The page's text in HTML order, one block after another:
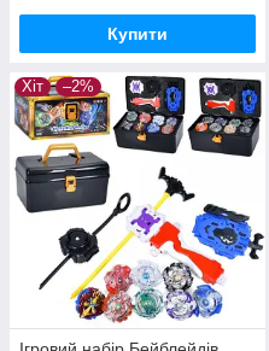
Купити
Хіт –2%